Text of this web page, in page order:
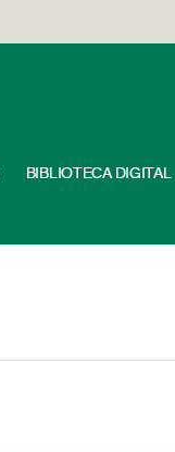
BIBLIOTECA DIGITAL